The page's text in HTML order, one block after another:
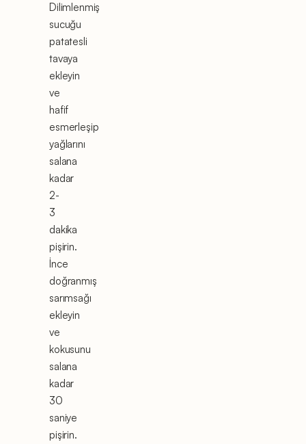
Dilimlenmiş
sucuğu
patatesli
tavaya
ekleyin
ve
hafif
esmerleşip
yağlarını
salana
kadar
2-
3
dakika
pişirin.
İnce
doğranmış
sarımsağı
ekleyin
ve
kokusunu
salana
kadar
30
saniye
pişirin.